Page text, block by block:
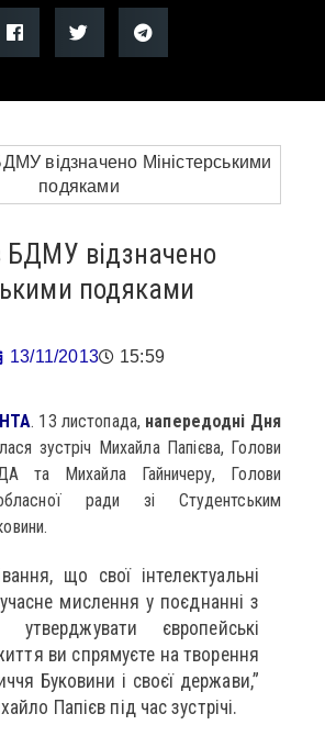
БДМУ відзначено
подяками
13/11/2013 15:59
. 13 листопада, напередодні Дня
зустріч Михайла Папієва, Голови
та Михайла Гайничеру, Голови
ради зі Студентським
що свої інтелектуальні
мислення у поєднанні з
утверджувати європейські
ви спрямуєте на творення
Буковини і своєї держави,”
Папієв під час зустрічі.